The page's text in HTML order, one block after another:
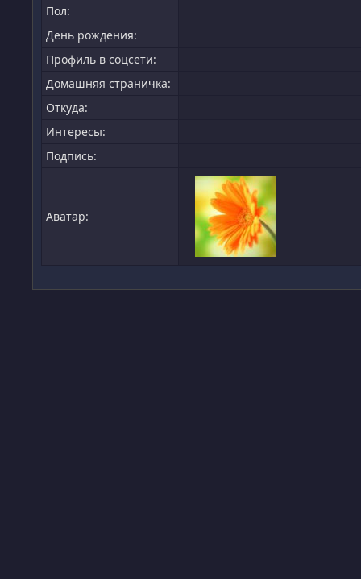
Пол:
День рождения:
Профиль в соцсети:
Домашняя страничка:
Откуда:
Интересы:
Подпись:
Аватар: